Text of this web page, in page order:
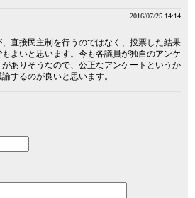
2016/07/25 14:14
直接民主制を行うのではなく、投票した結果
よいと思います。今も各議員が独自のアンケ
ありそうなので、公正なアンケートというか
するのが良いと思います。